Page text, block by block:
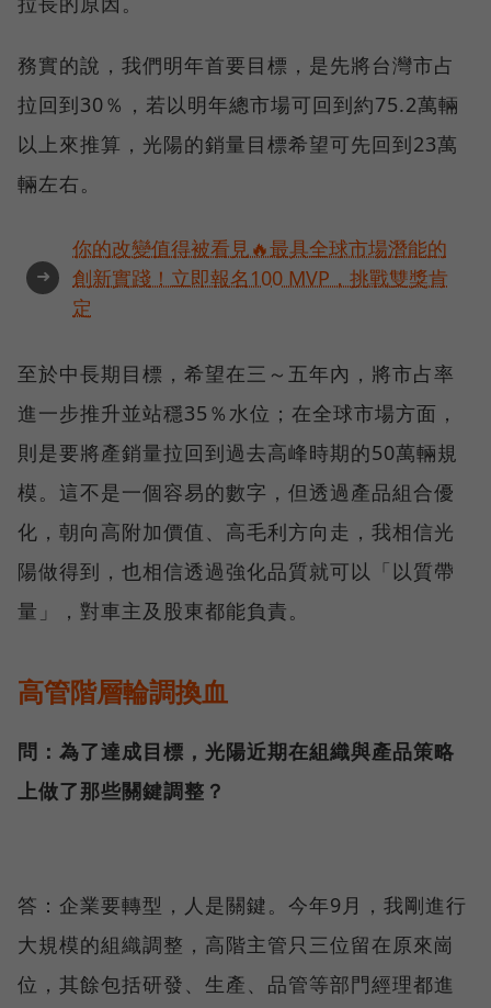
務實的說，我們明年首要目標，是先將台灣市占
拉回到30％，若以明年總市場可回到約75.2萬輛
以上來推算，光陽的銷量目標希望可先回到23萬
輛左右。
➜
你的改變值得被看見🔥最具全球市場潛能的
創新實踐！立即報名100 MVP，挑戰雙獎肯
定
至於中長期目標，希望在三～五年內，將市占率
進一步推升並站穩35％水位；在全球市場方面，
則是要將產銷量拉回到過去高峰時期的50萬輛規
模。這不是一個容易的數字，但透過產品組合優
化，朝向高附加價值、高毛利方向走，我相信光
陽做得到，也相信透過強化品質就可以「以質帶
量」，對車主及股東都能負責。
高管階層輪調換血
問：為了達成目標，光陽近期在組織與產品策略
上做了那些關鍵調整？
答：企業要轉型，人是關鍵。今年9月，我剛進行
大規模的組織調整，高階主管只三位留在原來崗
位，其餘包括研發、生產、品管等部門經理都進